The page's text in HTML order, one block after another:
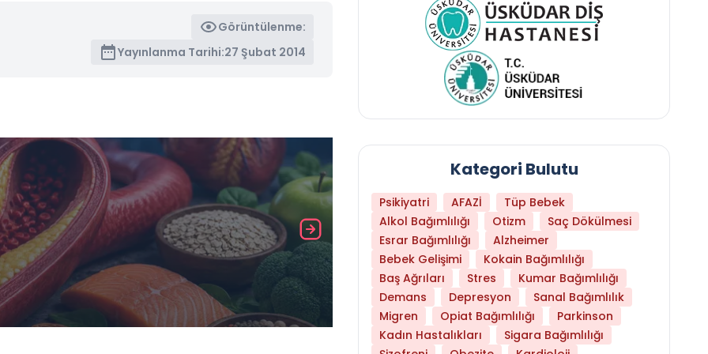
Görüntülenme:
Yayınlanma Tarihi:27 Şubat 2014
Daha Az Protein Tüketmek Yaşlanmayı
Kategori Bulutu
Psikiyatri AFAZİ
Tüp Bebek
Alkol Bağımlılığı
Otizm
Saç Dökülmesi
Esrar Bağımlılığı
Alzheimer
Bebek Gelişimi
Kokain Bağımlılığı
Baş Ağrıları
Stres
Kumar Bağımlılığı
Demans
Depresyon
Sanal Bağımlılık
Migren
Opiat Bağımlılığı
Parkinson
Kadın Hastalıkları
Sigara Bağımlılığı